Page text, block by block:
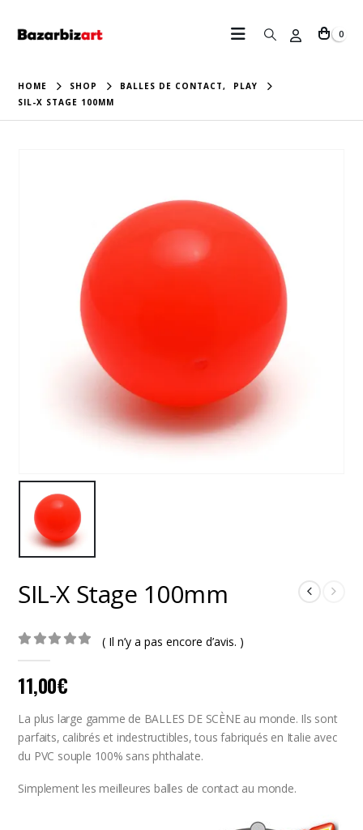
0
HOME SHOP BALLES DE CONTACT,
PLAY
SIL-X STAGE 100MM
SIL-X Stage 100mm
( Il n’y a pas encore d’avis. )
11,00€
La plus large gamme de BALLES DE SCÈNE au monde. Ils sont
parfaits, calibrés et indestructibles, tous fabriqués en Italie avec
du PVC souple 100% sans phthalate.
Simplement les meilleures balles de contact au monde.